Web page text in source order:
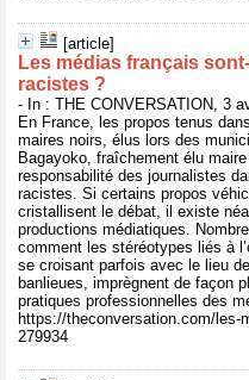
[article]
Les médias français
racistes ?
- In : THE CONVERSATION, 3
En France, les propos tenus
maires noirs, élus lors des
Bagayoko, fraîchement élu
responsabilité des journalistes
racistes. Si certains propos
cristallisent le débat, il existe
productions médiatiques.
comment les stéréotypes liés à
se croisant parfois avec le lieu
banlieues, imprègnent de façon
pratiques professionnelles des
https://theconversation.com/les-
279934